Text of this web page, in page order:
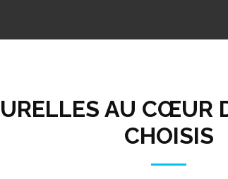
AU CŒUR
CHOISIS